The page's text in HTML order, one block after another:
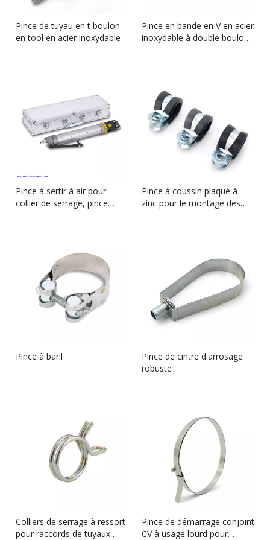
Pince de tuyau en t boulon
en tool en acier inoxydable
Pince en bande en V en acier
inoxydable à double boulon
Pince à sertir à air pour
collier de serrage, pince
Pince à coussin plaqué à
zinc pour le montage des
Pince à baril
Pince de cintre d'arrosage
robuste
Colliers de serrage à ressort
pour raccords de tuyaux
Pince de démarrage conjoint
CV à usage lourd pour